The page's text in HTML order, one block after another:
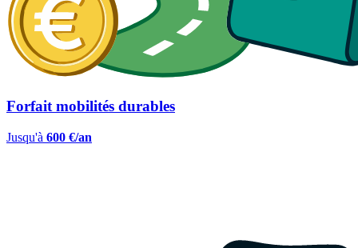
Forfait mobilités durables
Jusqu'à 600 €/an